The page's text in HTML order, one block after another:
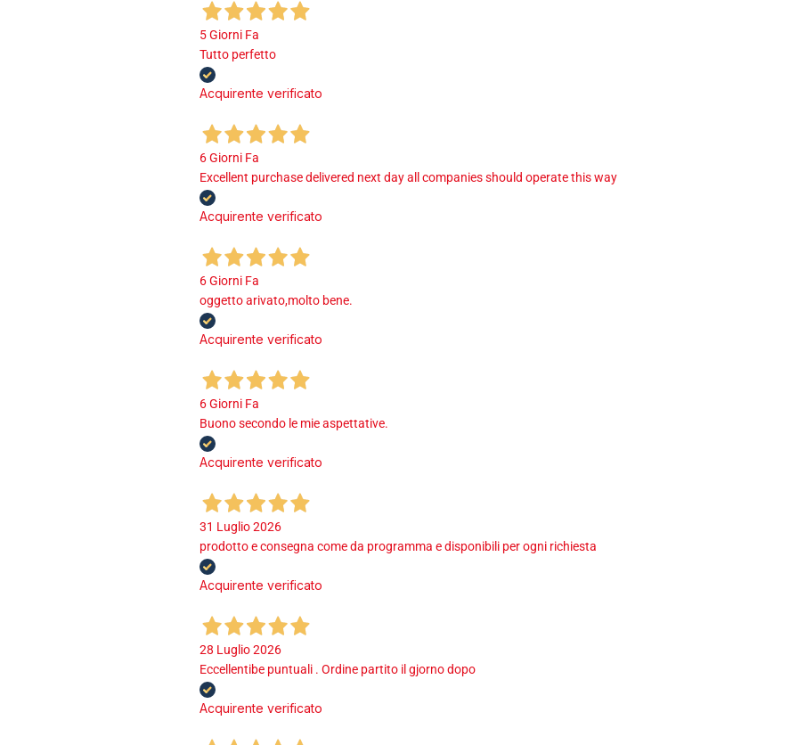
5 Giorni Fa
Tutto perfetto
Acquirente verificato
6 Giorni Fa
Excellent purchase delivered next day all companies should operate this way
Acquirente verificato
6 Giorni Fa
oggetto arivato,molto bene.
Acquirente verificato
6 Giorni Fa
Buono secondo le mie aspettative.
Acquirente verificato
31 Luglio 2026
prodotto e consegna come da programma e disponibili per ogni richiesta
Acquirente verificato
28 Luglio 2026
Eccellentibe puntuali . Ordine partito il gjorno dopo
Acquirente verificato